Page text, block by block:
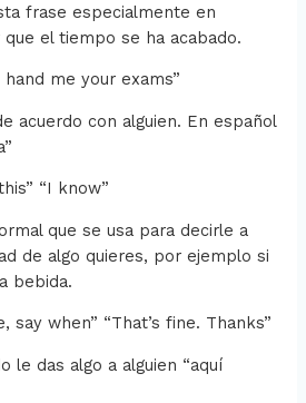
frase especialmente en
el tiempo se ha acabado.
hand me your exams”
acuerdo con alguien. En español
“I know”
que se usa para decirle a
de algo quieres, por ejemplo si
bebida.
say when” “That’s fine. Thanks”
le das algo a alguien “aquí